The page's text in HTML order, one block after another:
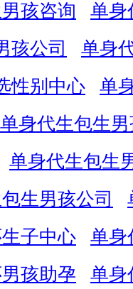
孩咨询
单身
孩公司
单身
性别中心
单
单身代生包生
单身代生包生
生男孩公司
子中心
单身
孩助孕 单身